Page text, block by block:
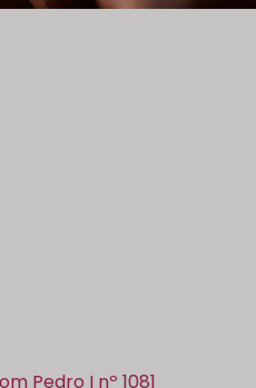
Pedro I nº 1081